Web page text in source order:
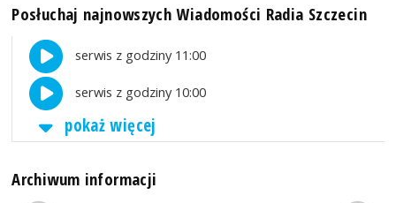
Posłuchaj najnowszych Wiadomości Radia Szczecin
serwis z godziny 11:00
serwis z godziny 10:00
pokaż więcej
Archiwum informacji